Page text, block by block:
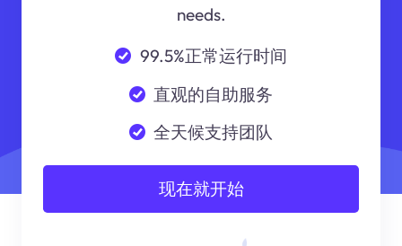
needs.
99.5%正常运行时间
直观的自助服务
全天候支持团队
现在就开始